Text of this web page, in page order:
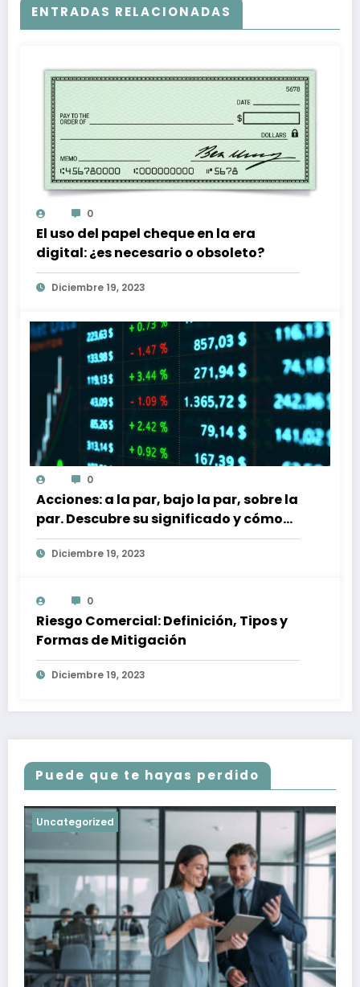
ENTRADAS RELACIONADAS
0
El uso del papel cheque en la era
digital: ¿es necesario o obsoleto?
Diciembre 19, 2023
0
Acciones: a la par, bajo la par, sobre la
par. Descubre su significado y cómo
afectan a tu inversión
Diciembre 19, 2023
0
Riesgo Comercial: Definición, Tipos y
Formas de Mitigación
Diciembre 19, 2023
Puede que te hayas perdido
Uncategorized